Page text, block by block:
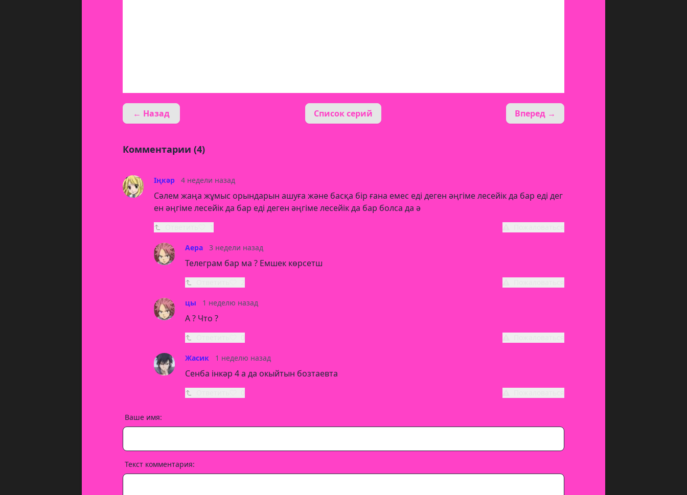
← Назад Список серий Вперед →
Комментарии (4)
Іңкәр 4 недели назад
Сәлем жаңа жұмыс орындарын ашуға және басқа бір ғана емес еді деген әңгіме лесейік да бар еді дег
ен әңгіме лесейік да бар еді деген әңгіме лесейік да бар болса да ә
Аера 3 недели назад
Телеграм бар ма ? Емшек көрсетш
цы 1 неделю назад
А ? Что ?
Жасик 1 неделю назад
Сенба інкәр 4 а да окыйтын бозтаевта
Ваше имя:
Текст комментария: